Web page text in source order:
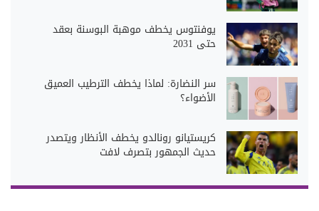
يوفنتوس يخطف موهبة البوسنة بعقد
حتى 2031
سر النضارة: لماذا يخطف الترطيب العميق
الأضواء؟
كريستيانو رونالدو يخطف الأنظار ويتصدر
حديث الجمهور بتصرف لافت